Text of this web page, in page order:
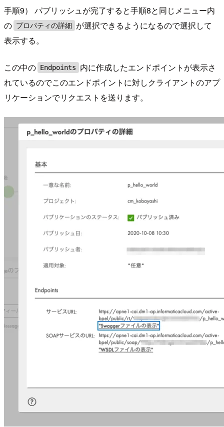
手順9） パブリッシュが完了すると手順8と同じメニュー内
の プロパティの詳細
が選択できるようになるので選択して
表示する。
この中の Endpoints
内に作成したエンドポイントが表示さ
れているのでこのエンドポイントに対しクライアントのアプ
リケーションでリクエストを送ります。